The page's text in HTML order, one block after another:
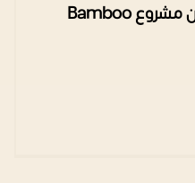
الأماكن الترفيهية القريبة من مشروع Bamboo